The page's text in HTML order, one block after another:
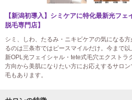
【新潟初導入】シミケアに特化最新光フェ
脱毛専門店】
シミ、しわ、たるみ・ニキビケアの気になる
るのは三条市ではピースマイルだけ。今まで
新OPL光フェイシャル・tete式毛穴エクストラ
方向から美肌になりたい方にお応えするサロ
毛もあります。